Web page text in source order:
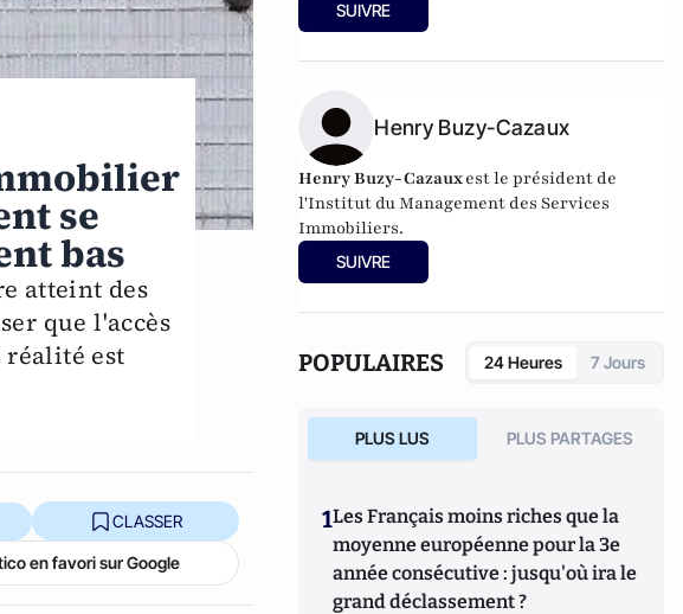
se
bas
atteint des
que l'accès
réalité est
CLASSER
en favori sur Google
SUIVRE
Henry Buzy-Cazaux
Henry Buzy-Cazauxest le président de
l'Institut du Management des Services
Immobiliers.
SUIVRE
POPULAIRES 24 Heures 7 Jours
PLUS LUS PLUS PARTAGES
1Les Français moins riches que la
moyenne européenne pour la 3e
année consécutive : jusqu'où ira le
grand déclassement ?